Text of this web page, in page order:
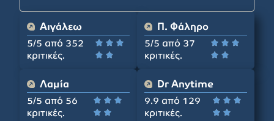
Αιγάλεω
5/5 από 352
κριτικές.
  
 
Π. Φάληρο
5/5 από 37
κριτικές.
  
 
Λαμία
5/5 από 56
κριτικές.
  
 
Dr Anytime
9.9 από 129
κριτικές.
  
 